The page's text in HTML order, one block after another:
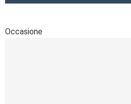
Occasione